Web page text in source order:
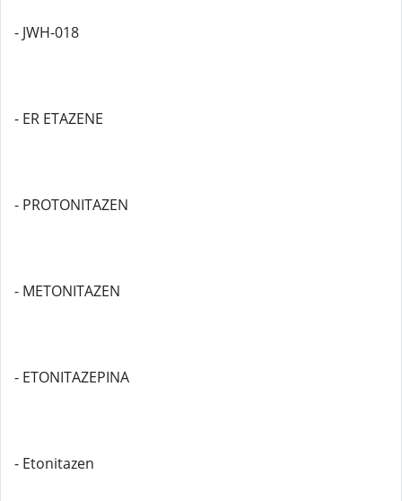
- JWH-018
- ER ETAZENE
- PROTONITAZEN
- METONITAZEN
- ETONITAZEPINA
- Etonitazen